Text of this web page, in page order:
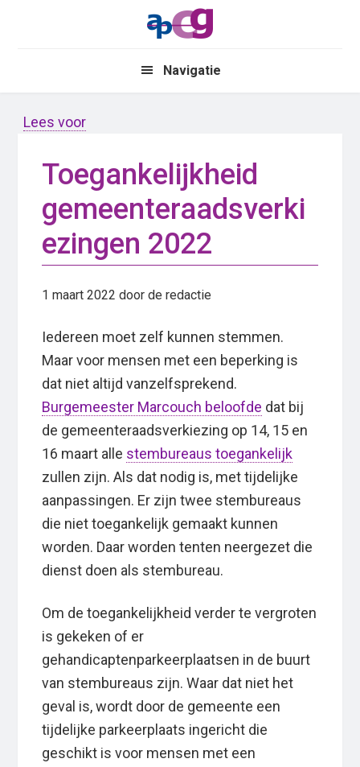
Navigatie
Lees voor
Toegankelijkheid
gemeenteraadsverki
ezingen 2022
1 maart 2022 door de redactie
Iedereen moet zelf kunnen stemmen.
Maar voor mensen met een beperking is
dat niet altijd vanzelfsprekend.
Burgemeester Marcouch beloofde dat bij
de gemeenteraadsverkiezing op 14, 15 en
16 maart alle stembureaus toegankelijk
zullen zijn. Als dat nodig is, met tijdelijke
aanpassingen. Er zijn twee stembureaus
die niet toegankelijk gemaakt kunnen
worden. Daar worden tenten neergezet die
dienst doen als stembureau.
Om de toegankelijkheid verder te vergroten
is gekeken of er
gehandicaptenparkeerplaatsen in de buurt
van stembureaus zijn. Waar dat niet het
geval is, wordt door de gemeente een
tijdelijke parkeerplaats ingericht die
geschikt is voor mensen met een